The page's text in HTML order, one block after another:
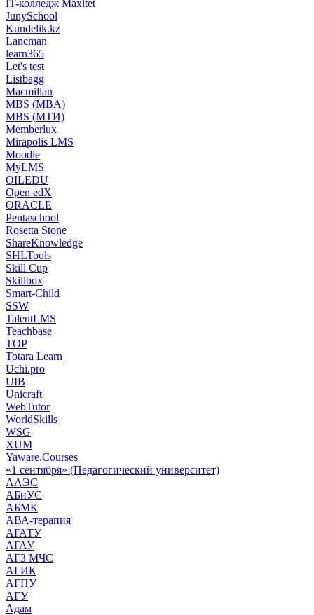
IT-колледж Maxitet
JunySchool
Kundelik.kz
Lancman
learn365
Let's test
Listbagg
Macmillan
MBS (MBA)
MBS (МТИ)
Memberlux
Mirapolis LMS
Moodle
MyLMS
OILEDU
Open edX
ORACLE
Pentaschool
Rosetta Stone
ShareKnowledge
SHLTools
Skill Cup
Skillbox
Smart-Child
SSW
TalentLMS
Teachbase
TOP
Totara Learn
Uchi.pro
UIB
Unicraft
WebTutor
WorldSkills
WSG
XUM
Yaware.Courses
«1 сентября» (Педагогический университет)
ААЭС
АБиУС
АБМК
АВА-терапия
АГАТУ
АГАУ
АГЗ МЧС
АГИК
АГПУ
АГУ
Адам